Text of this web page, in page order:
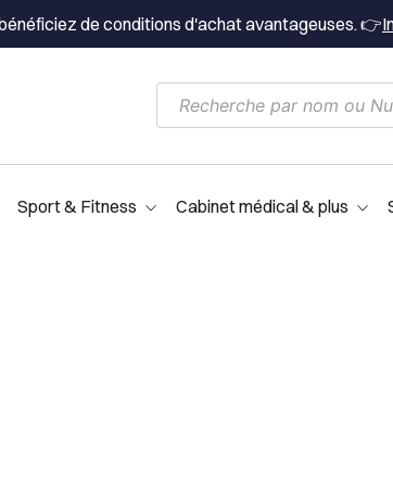
de conditions d'achat avantageuses. 👉
Sport & Fitness Cabinet médical & plus